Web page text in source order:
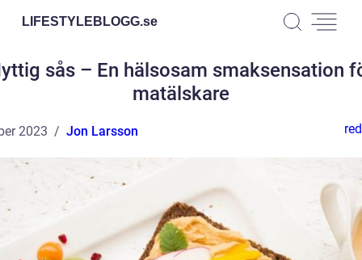
LIFESTYLEBLOGG.se
sås – En hälsosam smaksensation
matälskare
2023 Jon Larsson